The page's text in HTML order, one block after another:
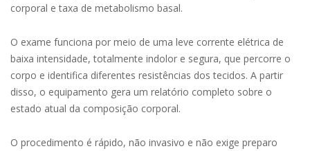
corporal e taxa de metabolismo basal.
O exame funciona por meio de uma leve corrente elétrica de
baixa intensidade, totalmente indolor e segura, que percorre o
corpo e identifica diferentes resistências dos tecidos. A partir
disso, o equipamento gera um relatório completo sobre o
estado atual da composição corporal.
O procedimento é rápido, não invasivo e não exige preparo